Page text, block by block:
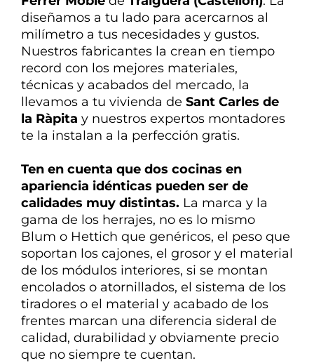
diseñamos a tu lado para acercarnos al
milímetro a tus necesidades y gustos.
Nuestros fabricantes la crean en tiempo
record con los mejores materiales,
técnicas y acabados del mercado, la
llevamos a tu vivienda de Sant Carles de
la Ràpita y nuestros expertos montadores
te la instalan a la perfección gratis.
Ten en cuenta que dos cocinas en
apariencia idénticas pueden ser de
calidades muy distintas. La marca y la
gama de los herrajes, no es lo mismo
Blum o Hettich que genéricos, el peso que
soportan los cajones, el grosor y el material
de los módulos interiores, si se montan
encolados o atornillados, el sistema de los
tiradores o el material y acabado de los
frentes marcan una diferencia sideral de
calidad, durabilidad y obviamente precio
que no siempre te cuentan.